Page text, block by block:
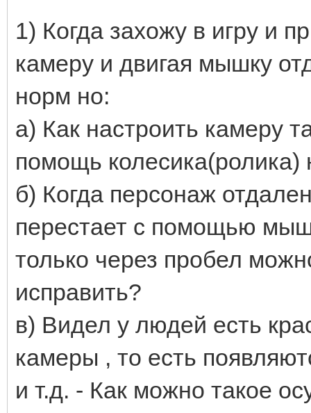
1) Когда захожу в игру и
камеру и двигая мышку
норм но:
а) Как настроить камеру
помощь
б) Когда персонаж
перестает с помощью
только через пробел
исправить?
в) Видел у людей есть
камеры , то есть
и т.д. - Как можно такое